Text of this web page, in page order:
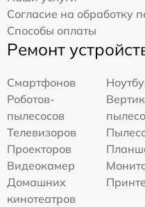
Согласие на обработку
Способы оплаты
Ремонт
Смартфонов
Роботов-
пылесосов
Телевизоров
Проекторов
Видеокамер
Домашних
кинотеатров